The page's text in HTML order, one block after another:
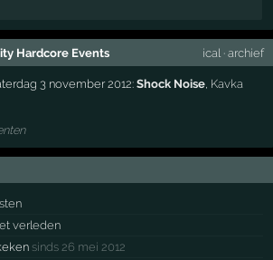
Hardcore Events ical · archief
3 november 2012:Shock Noise Kavka
verleden
sinds 26 mei 2012